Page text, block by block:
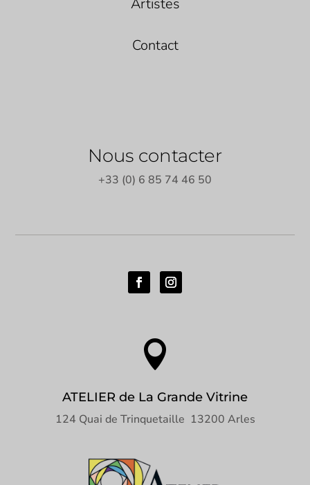
Contact
Nous contacter
+33 (0) 6 85 74 46 50

ATELIER de La Grande Vitrine
124 Quai de Trinquetaille 13200 Arles